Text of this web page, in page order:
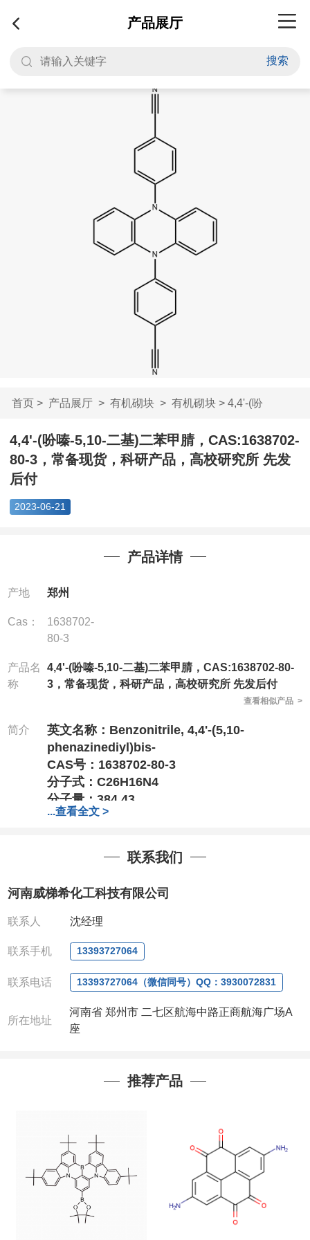
产品展厅
搜索
首页> 产品展厅> 有机砌块> 有机砌块> 4,4'-(吩
嗪-5,10-二基)二苯甲...
4,4'-(吩嗪-5,10-二基)二苯甲腈，CAS:1638702-
80-3，常备现货，科研产品，高校研究所 先发
后付
2023-06-21
产品详情
产地 郑州
Cas：
1638702-
80-3
产品名
称
4,4'-(吩嗪-5,10-二基)二苯甲腈，CAS:1638702-80-
3，常备现货，科研产品，高校研究所 先发后付
查看相似产品 >
简介 英文名称： Benzonitrile, 4,4'-(5,10-
phenazinediyl)bis-
CAS号：1638702-80-3
分子式： C26H16N4
分子量： 384.43
竭诚欢迎您来电来访
专业、专注、专诚的为化学出力
针对高校或者国家科研单位
款,产品质量好,价格好,售后服务更好!!选择阿
尔法,会让您事半功倍!!!
电话
QQ:3930072831
联系人：杨经理(欢迎致电或者QQ、微
信联系)
注：店铺内只有部分产品，如需其他产品也可
咨询定制！
...查看全文 >
联系我们
河南威梯希化工科技有限公司
联系人 沈经理
联系手机 13393727064
联系电话 13393727064（微信同号）QQ：3930072831
所在地址
河南省 郑州市 二七区航海中路正商航海广场A
座
推荐产品